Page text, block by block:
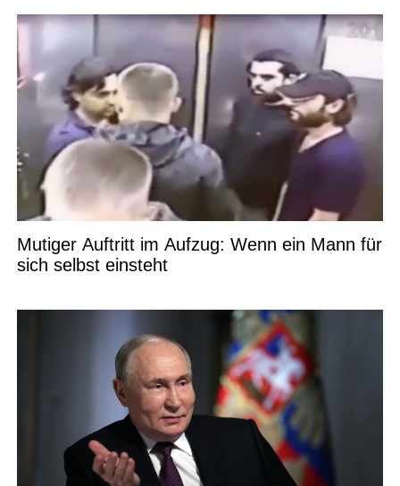
Mutiger Auftritt im Aufzug: Wenn ein Mann für
sich selbst einsteht